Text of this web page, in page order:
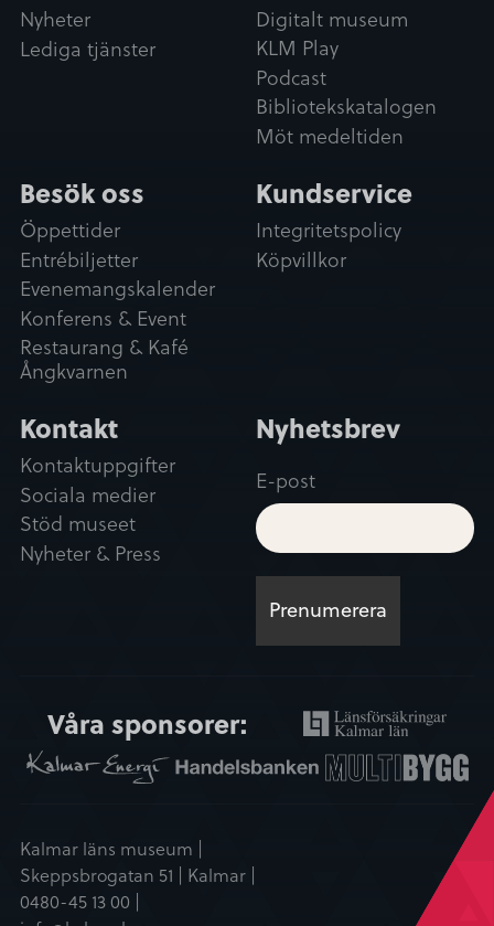
Nyheter
Lediga tjänster
Digitalt museum
KLM Play
Podcast
Bibliotekskatalogen
Möt medeltiden
Besök oss
Öppettider
Entrébiljetter
Evenemangskalender
Konferens & Event
Restaurang & Kafé
Ångkvarnen
Kundservice
Integritetspolicy
Köpvillkor
Kontakt
Kontaktuppgifter
Sociala medier
Stöd museet
Nyheter & Press
Nyhetsbrev
E-post
Våra sponsorer:
Kalmar läns museum |
Skeppsbrogatan 51 | Kalmar |
0480-45 13 00 |